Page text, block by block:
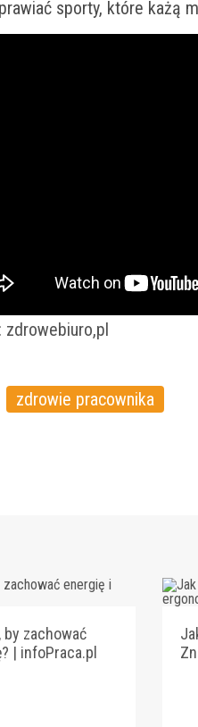
sporty, które każą
zdrowebiuro,pl
zdrowie pracownika
zachować
| infoPraca.pl